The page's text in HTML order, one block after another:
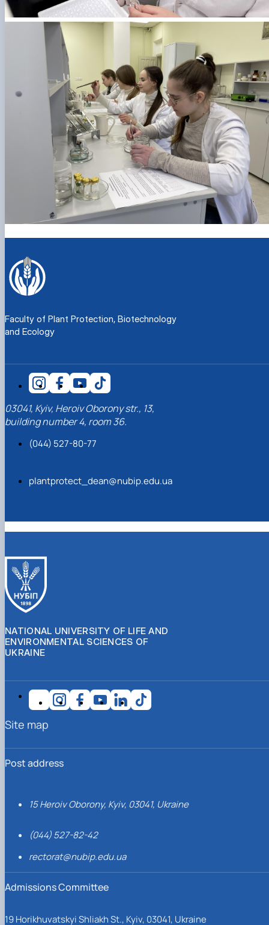
Faculty of Plant Protection, Biotechnology
and Ecology
03041, Kyiv, Heroiv Oborony str., 13,
building number 4, room 36.
(044) 527-80-77
plantprotect_dean@nubip.edu.ua
NATIONAL UNIVERSITY OF LIFE AND
ENVIRONMENTAL SCIENCES OF
UKRAINE
Post address
15 Heroiv Oborony, Kyiv, 03041, Ukraine
(044) 527-82-42
rectorat@nubip.edu.ua
Admissions Committee
19 Horikhuvatskyi Shliakh St., Kyiv, 03041, Ukraine
Site map